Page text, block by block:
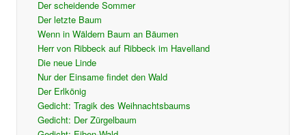
Der scheidende Sommer
Der letzte Baum
Wenn in Wäldern Baum an Bäumen
Herr von Ribbeck auf Ribbeck im Havelland
Die neue Linde
Nur der Einsame findet den Wald
Der Erlkönig
Gedicht: Tragik des Weihnachtsbaums
Gedicht: Der Zürgelbaum